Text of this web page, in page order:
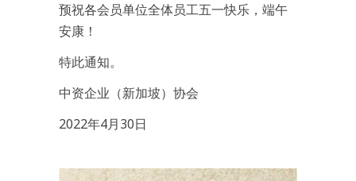
预祝各会员单位全体员工五一快乐，端午
安康！
特此通知。
中资企业（新加坡）协会
2022年4月30日